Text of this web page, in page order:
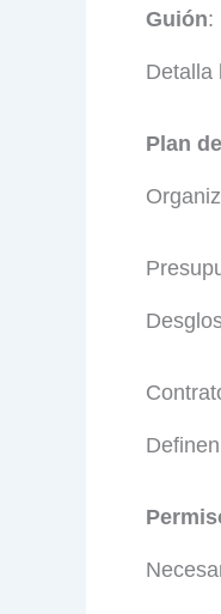
Guión:
Detalla
Plan